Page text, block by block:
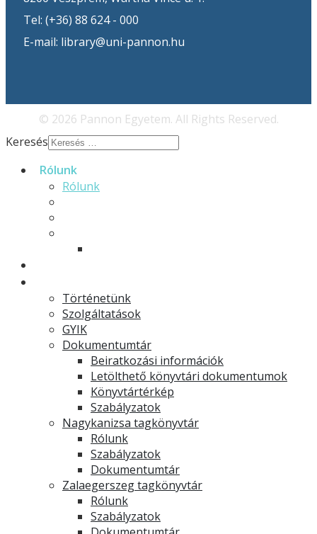
Tel: (+36) 88 624 - 000
E-mail: library@uni-pannon.hu
© 2026 Pannon Egyetem. All Rights Reserved.
Keresés
Rólunk
Rólunk
Történetünk
Szolgáltatások
GYIK
Dokumentumtár
Beiratkozási információk
Letölthető könyvtári dokumentumok
Könyvtártérkép
Szabályzatok
Nagykanizsa tagkönyvtár
Rólunk
Szabályzatok
Dokumentumtár
Zalaegerszeg tagkönyvtár
Rólunk
Szabályzatok